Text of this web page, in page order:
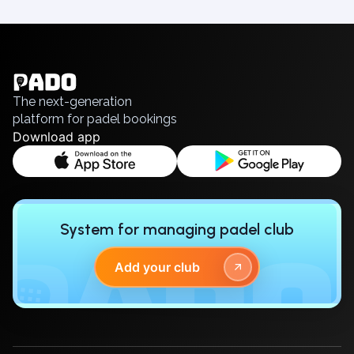
Polski
Русский
The next-generation
platform for padel bookings
Download app
System for managing padel club
Add your club